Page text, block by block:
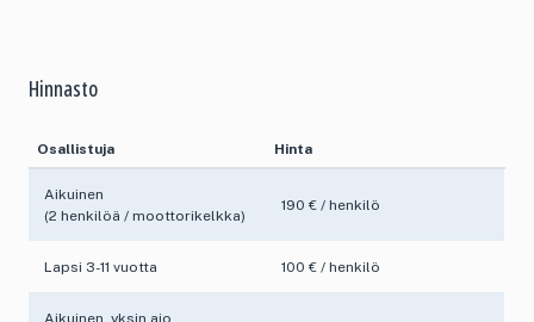
Hinnasto
Osallistuja Hinta
Aikuinen
(2 henkilöä / moottorikelkka)
190 € / henkilö
Lapsi 3-11 vuotta 100 € / henkilö